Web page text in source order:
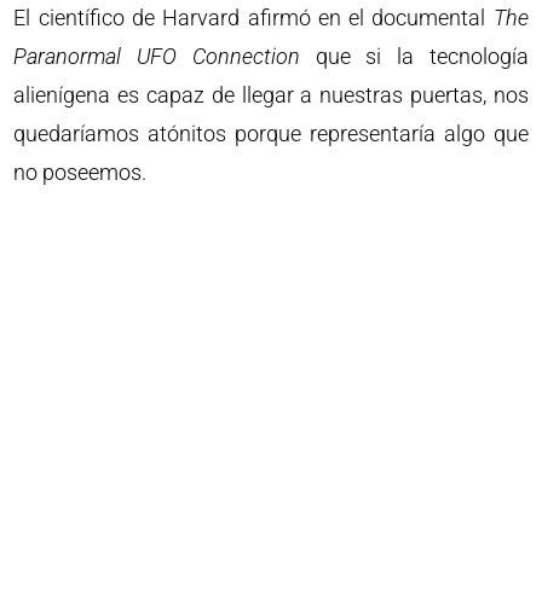
El científico de Harvard afirmó en el documental The
Paranormal UFO Connection que si la tecnología
alienígena es capaz de llegar a nuestras puertas, nos
quedaríamos atónitos porque representaría algo que
no poseemos.